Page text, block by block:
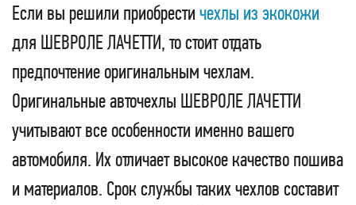
Если вы решили приобрести чехлы из экокожи
для ШЕВРОЛЕ ЛАЧЕТТИ, то стоит отдать
предпочтение оригинальным чехлам.
Оригинальные авточехлы ШЕВРОЛЕ ЛАЧЕТТИ
учитывают все особенности именно вашего
автомобиля. Их отличает высокое качество пошива
и материалов. Срок службы таких чехлов составит